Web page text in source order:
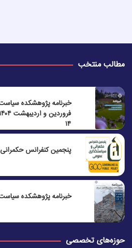
مطالب منتخب
۱۴
پنجمين كنفرانس
خبرنامه پژوهشکده
حوزه‌های تخصصی